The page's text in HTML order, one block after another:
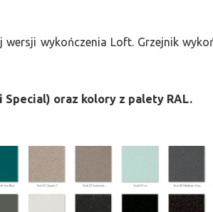
wykończenia Loft. Grzejnik
oraz kolory z palety RAL.